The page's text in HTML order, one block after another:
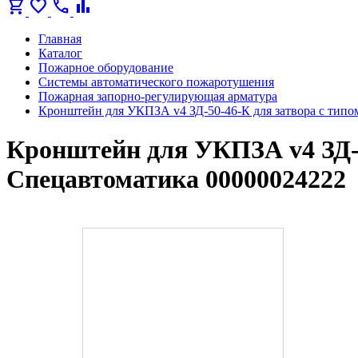
shopping_cart favorite call bar_chart
Главная
Каталог
Пожарное оборудование
Системы автоматического пожаротушения
Пожарная запорно-регулирующая арматура
Кронштейн для УКПЗА v4 ЗД-50-46-К для затвора с
Кронштейн для УКПЗА v4 ЗД-
Спецавтоматика 00000024222